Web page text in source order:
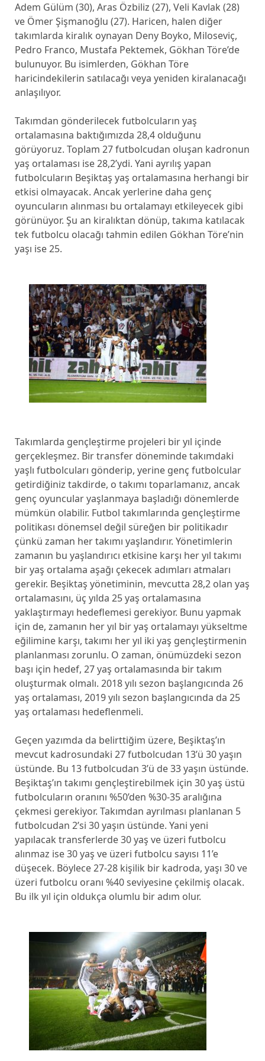
Adem Gülüm (30), Aras Özbiliz (27), Veli Kavlak (28)
ve Ömer Şişmanoğlu (27). Haricen, halen diğer
takımlarda kiralık oynayan Deny Boyko, Miloseviç,
Pedro Franco, Mustafa Pektemek, Gökhan Töre’de
bulunuyor. Bu isimlerden, Gökhan Töre
haricindekilerin satılacağı veya yeniden kiralanacağı
anlaşılıyor.
Takımdan gönderilecek futbolcuların yaş
ortalamasına baktığımızda 28,4 olduğunu
görüyoruz. Toplam 27 futbolcudan oluşan kadronun
yaş ortalaması ise 28,2’ydi. Yani ayrılış yapan
futbolcuların Beşiktaş yaş ortalamasına herhangi bir
etkisi olmayacak. Ancak yerlerine daha genç
oyuncuların alınması bu ortalamayı etkileyecek gibi
görünüyor. Şu an kiralıktan dönüp, takıma katılacak
tek futbolcu olacağı tahmin edilen Gökhan Töre’nin
yaşı ise 25.
Takımlarda gençleştirme projeleri bir yıl içinde
gerçekleşmez. Bir transfer döneminde takımdaki
yaşlı futbolcuları gönderip, yerine genç futbolcular
getirdiğiniz takdirde, o takımı toparlamanız, ancak
genç oyuncular yaşlanmaya başladığı dönemlerde
mümkün olabilir. Futbol takımlarında gençleştirme
politikası dönemsel değil süreğen bir politikadır
çünkü zaman her takımı yaşlandırır. Yönetimlerin
zamanın bu yaşlandırıcı etkisine karşı her yıl takımı
bir yaş ortalama aşağı çekecek adımları atmaları
gerekir. Beşiktaş yönetiminin, mevcutta 28,2 olan yaş
ortalamasını, üç yılda 25 yaş ortalamasına
yaklaştırmayı hedeflemesi gerekiyor. Bunu yapmak
için de, zamanın her yıl bir yaş ortalamayı yükseltme
eğilimine karşı, takımı her yıl iki yaş gençleştirmenin
planlanması zorunlu. O zaman, önümüzdeki sezon
başı için hedef, 27 yaş ortalamasında bir takım
oluşturmak olmalı. 2018 yılı sezon başlangıcında 26
yaş ortalaması, 2019 yılı sezon başlangıcında da 25
yaş ortalaması hedeflenmeli.
Geçen yazımda da belirttiğim üzere, Beşiktaş’ın
mevcut kadrosundaki 27 futbolcudan 13’ü 30 yaşın
üstünde. Bu 13 futbolcudan 3’ü de 33 yaşın üstünde.
Beşiktaş’ın takımı gençleştirebilmek için 30 yaş üstü
futbolcuların oranını %50’den %30-35 aralığına
çekmesi gerekiyor. Takımdan ayrılması planlanan 5
futbolcudan 2’si 30 yaşın üstünde. Yani yeni
yapılacak transferlerde 30 yaş ve üzeri futbolcu
alınmaz ise 30 yaş ve üzeri futbolcu sayısı 11’e
düşecek. Böylece 27-28 kişilik bir kadroda, yaşı 30 ve
üzeri futbolcu oranı %40 seviyesine çekilmiş olacak.
Bu ilk yıl için oldukça olumlu bir adım olur.